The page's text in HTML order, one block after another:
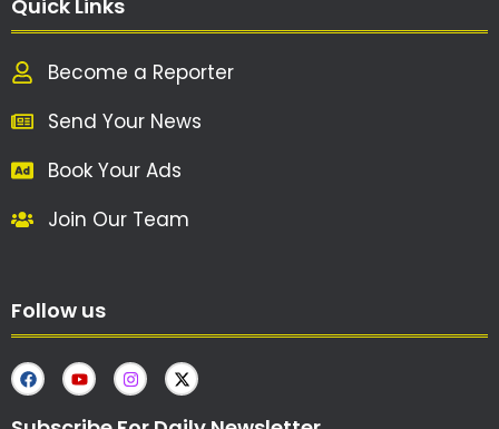
Quick Links
Become a Reporter
Send Your News
Book Your Ads
Join Our Team
Follow us